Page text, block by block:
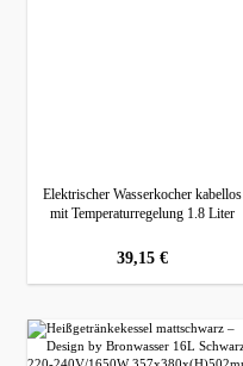
Elektrischer Wasserkocher kabellos
mit Temperaturregelung 1.8 Liter
regulärer preis:
39,15 €